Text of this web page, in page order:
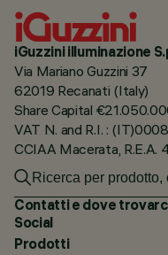
iGuzzini illuminazione
Via Mariano Guzzini 37
62019 Recanati (Italy)
Share Capital
VAT N. and R.I. :
CCIAA Macerata, R.E.A.
Contatti e dove
Social
Prodotti